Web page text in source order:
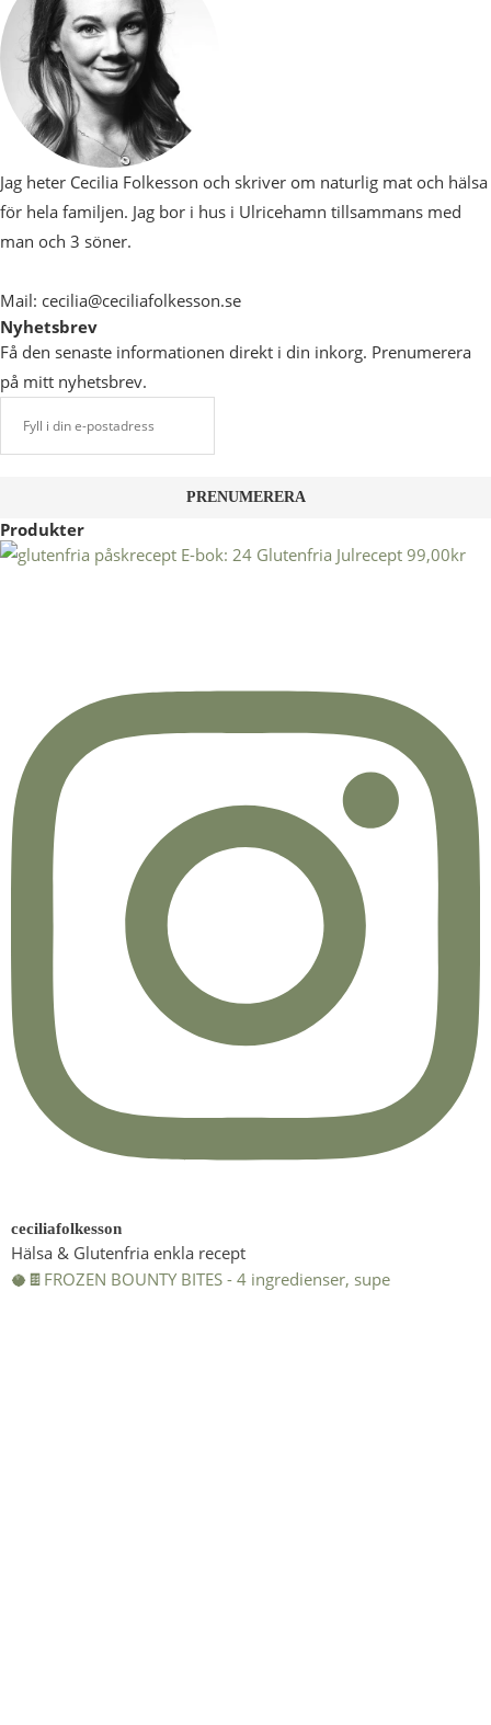
Jag heter Cecilia Folkesson och skriver om naturlig mat och hälsa
för hela familjen. Jag bor i hus i Ulricehamn tillsammans med
man och 3 söner.
Mail: cecilia@ceciliafolkesson.se
Nyhetsbrev
Få den senaste informationen direkt i din inkorg. Prenumerera
på mitt nyhetsbrev.
Produkter
E-bok: 24 Glutenfria Julrecept 99,00kr
ceciliafolkesson
Hälsa & Glutenfria enkla recept
🥥🍫FROZEN BOUNTY BITES - 4 ingredienser, supe